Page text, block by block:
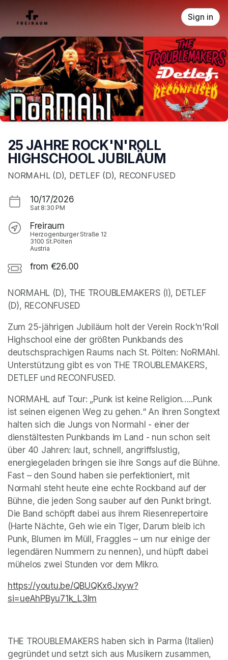
Sign in
25 JAHRE ROCK'N'ROLL
HIGHSCHOOL JUBILÄUM
NORMAHL (D), DETLEF (D), RECONFUSED
10/17/2026
Sat 8:30 PM
Freiraum
Herzogenburger Straße 12
3100 St.Pölten
Austria
from €26.00
NORMAHL (D), THE TROUBLEMAKERS (I), DETLEF
(D), RECONFUSED
Zum 25-jährigen Jubiläum holt der Verein Rock'n'Roll
Highschool eine der größten Punkbands des
deutschsprachigen Raums nach St. Pölten: NoRMAhl.
Unterstützung gibt es von THE TROUBLEMAKERS,
DETLEF und RECONFUSED.
NORMAHL auf Tour: „Punk ist keine Religion…..Punk
ist seinen eigenen Weg zu gehen.“ An ihren Songtext
halten sich die Jungs von Normahl - einer der
dienstältesten Punkbands im Land - nun schon seit
über 40 Jahren: laut, schnell, angriffslustig,
energiegeladen bringen sie ihre Songs auf die Bühne.
Fast – den Sound haben sie perfektioniert, mit
Normahl steht heute eine echte Rockband auf der
Bühne, die jeden Song sauber auf den Punkt bringt.
Die Band schöpft dabei aus ihrem Riesenrepertoire
(Harte Nächte, Geh wie ein Tiger, Darum bleib ich
Punk, Blumen im Müll, Fraggles – um nur einige der
legendären Nummern zu nennen), und hüpft dabei
mühelos zwei Stunden vor dem Mikro.
https://youtu.be/QBUQKx6Jxyw?
si=ueAhPByu71k_L3Im
THE TROUBLEMAKERS haben sich in Parma (Italien)
gegründet und setzt sich aus Musikern zusammen,